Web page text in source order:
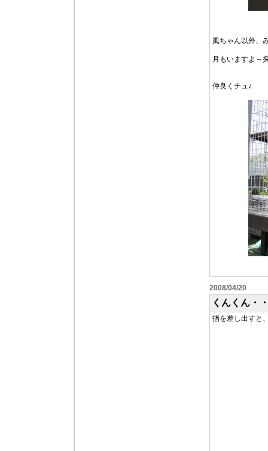
風ちゃん以外、
月もいますよ～
仲良くチュ♪
2008/04/20
くんくん・
指を差し出すと